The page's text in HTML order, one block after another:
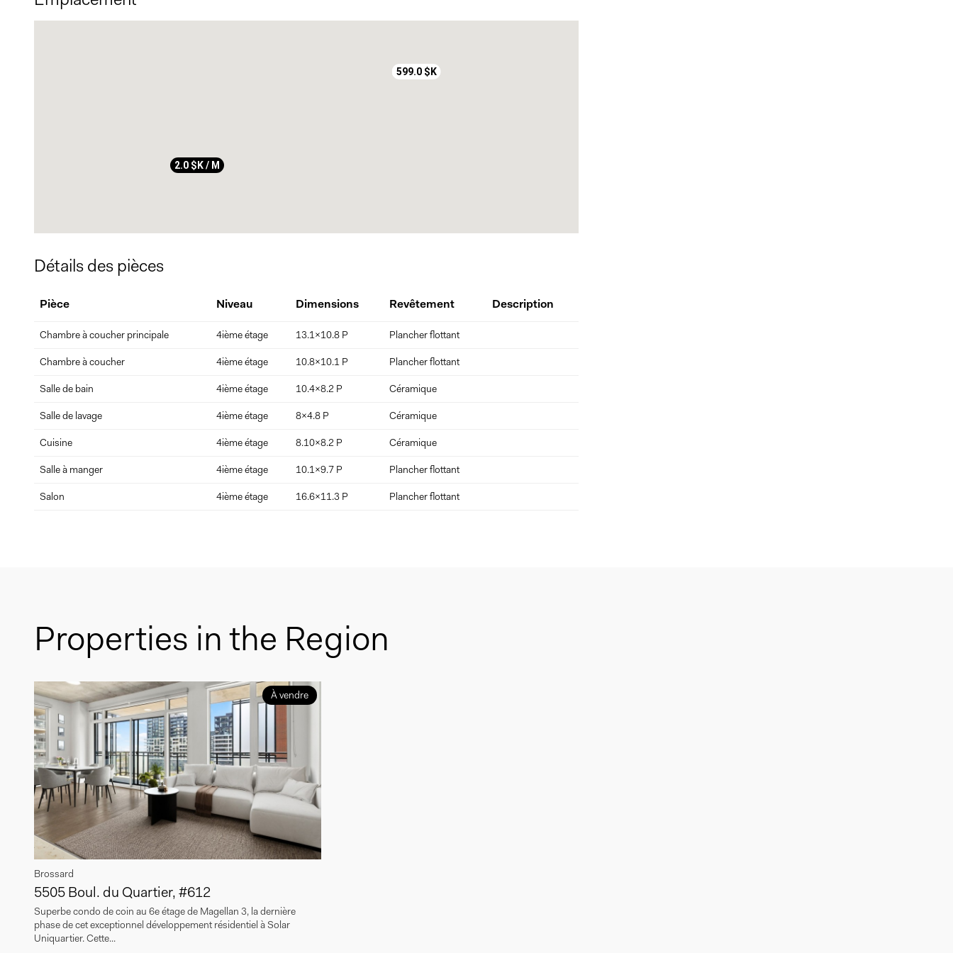
services sur le boulevard Taschereau. Le transport en commun est très accessible avec un arrêt d'autobus vers
Cette unité offre une combinaison rare de nature, confort et commodité urbaine dans un milieu de vie à la fois
- Logement non-fumeur (cigarettes, cannabis ou autres)
- Pas de sous-location, location court terme ou Airbnb
2.0 $K / M
599.0 $K
Détails des pièces
Pièce Niveau Dimensions Revêtement Description
Chambre à coucher principale 4ième étage 13.1x10.8 P Plancher flottant
Chambre à coucher 4ième étage 10.8x10.1 P Plancher flottant
Salle de bain 4ième étage 10.4x8.2 P Céramique
Salle de lavage 4ième étage 8x4.8 P Céramique
Cuisine 4ième étage 8.10x8.2 P Céramique
Salle à manger 4ième étage 10.1x9.7 P Plancher flottant
Salon 4ième étage 16.6x11.3 P Plancher flottant
Properties in the Region
À vendre
Brossard
5505 Boul. du Quartier, #612
Superbe condo de coin au 6e étage de Magellan 3, la dernière
phase de cet exceptionnel développement résidentiel à Solar
Uniquartier. Cette...